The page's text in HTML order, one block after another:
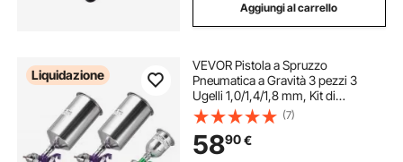
Aggiungi al carrello
Liquidazione
VEVOR Pistola a Spruzzo
Pneumatica a Gravità 3 pezzi 3
Ugelli 1,0/1,4/1,8 mm, Kit di
Spruzzatore ad Aria Compressa,
Pistola per Verniciatura Pneumatica
per Auto, Pareti, Mobili
(7)
5890€